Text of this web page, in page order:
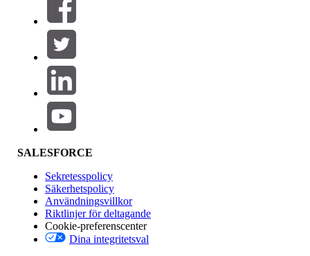
Filter (0)
VÄLJ FILTER
Produktområde
Funktionspåverkan
Version
SALESFORCE
Sekretesspolicy
Säkerhetspolicy
Användningsvillkor
Riktlinjer för deltagande
Cookie-preferenscenter
Dina integritetsval